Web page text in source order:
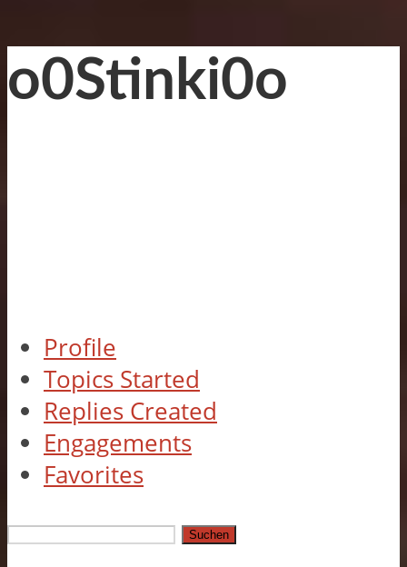
o0Stinki0o
Profile
Topics Started
Replies Created
Engagements
Favorites
Themen